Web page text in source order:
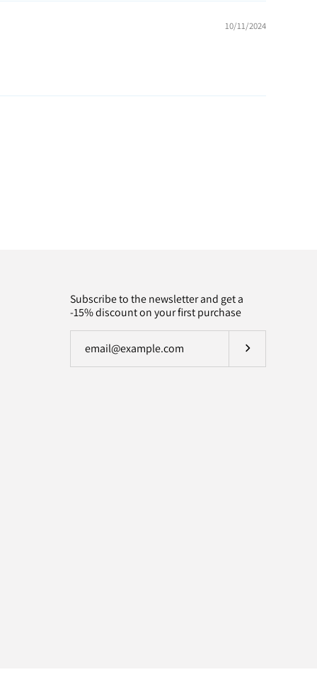
10/11/2024
Subscribe to the newsletter and get a
-15% discount on your first purchase
Subscribe to